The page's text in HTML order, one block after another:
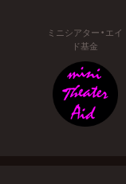
ミニシアター・エイ
ド基金